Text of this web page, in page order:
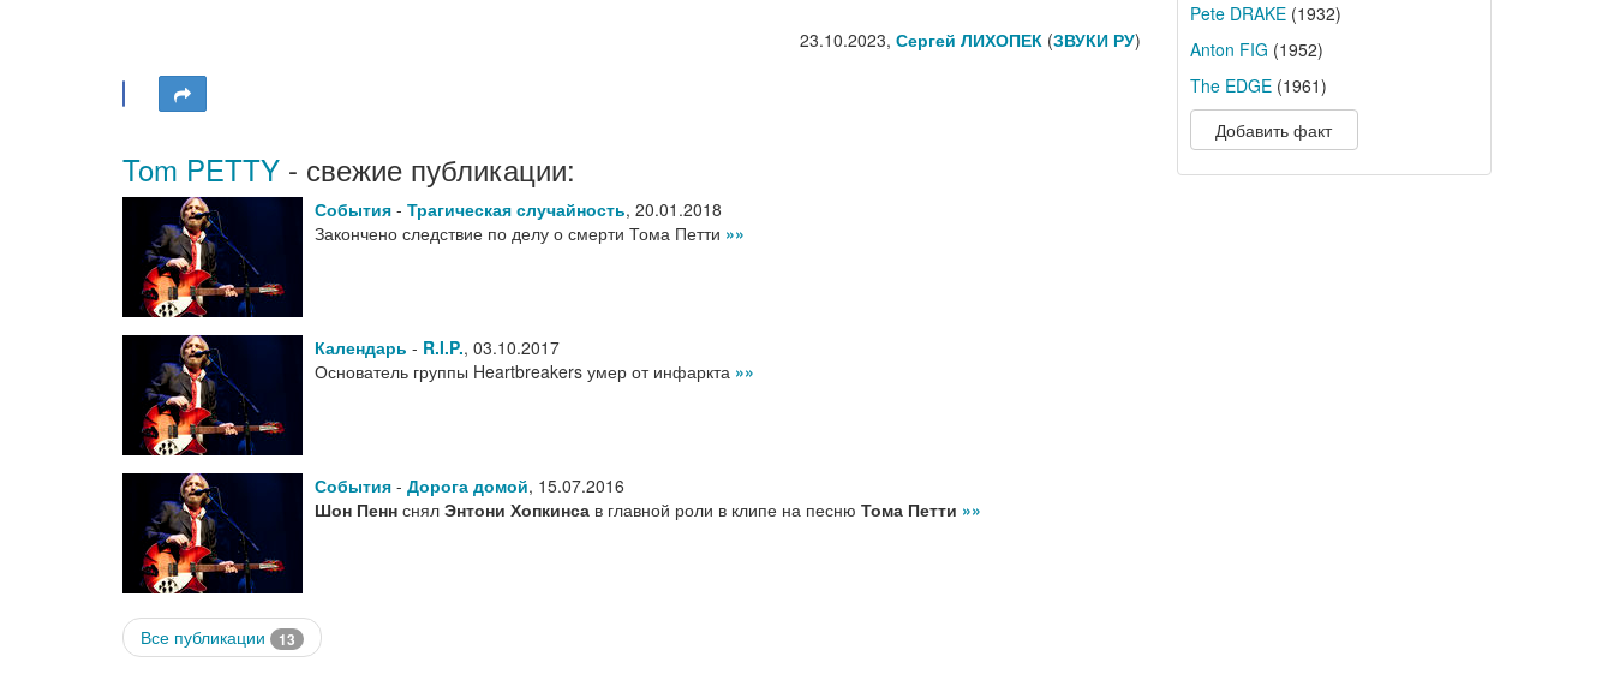
23.10.2023, Сергей ЛИХОПЕК(ЗВУКИ РУ)
Tom PETTY - свежие публикации:
События - Трагическая случайность, 20.01.2018
Закончено следствие по делу о смерти Тома Петти »»
Календарь - R.I.P., 03.10.2017
Основатель группы Heartbreakers умер от инфаркта »»
События - Дорога домой, 15.07.2016
Шон Пенн снял Энтони Хопкинса в главной роли в клипе на песню Тома Петти »»
Все публикации 13
Pete DRAKE(1932)
Anton FIG (1952)
The EDGE(1961)
Добавить факт